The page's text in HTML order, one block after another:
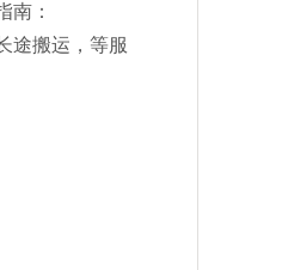
南：
途搬运，等服